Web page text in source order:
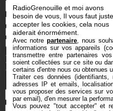
RadioGrenouille et moi avons
besoin de vous, Il vous faut juste
accepter les cookies, cela nous
aiderait énormément.
Avec notrepartenaire , nous
informations sur vos appareils
transmettre entre partenaires
soient collectées sur ce site ou
certains d'entre nous ou obtenues
Traiter ces données (identifiants,
adresses IP et emails,
vous proposer des services sur
par email), d'en mesurer la
Vous pouvez "tout accepter" et